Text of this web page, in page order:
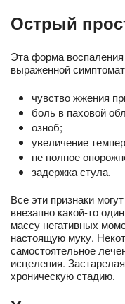
Острый
Эта форма воспаления
выраженной
чувство жжения
боль в паховой
озноб;
увеличение
не полное
задержка стула.
Все эти признаки
внезапно какой-то
массу негативных
настоящую муку.
самостоятельное
исцеления.
хроническую стадию.